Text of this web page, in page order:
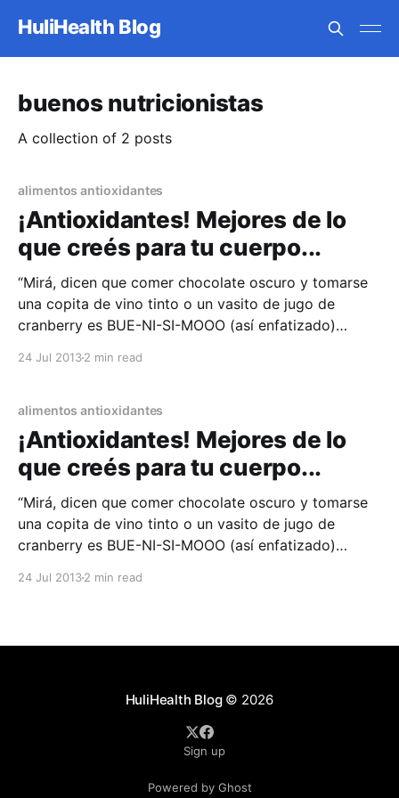
HuliHealth Blog
buenos nutricionistas
A collection of 2 posts
alimentos antioxidantes
¡Antioxidantes! Mejores de lo
que creés para tu cuerpo...
“Mirá, dicen que comer chocolate oscuro y tomarse
una copita de vino tinto o un vasito de jugo de
cranberry es BUE-NI-SI-MOOO (así enfatizado)
24 Jul 20132 min read
alimentos antioxidantes
¡Antioxidantes! Mejores de lo
que creés para tu cuerpo...
“Mirá, dicen que comer chocolate oscuro y tomarse
una copita de vino tinto o un vasito de jugo de
cranberry es BUE-NI-SI-MOOO (así enfatizado)
24 Jul 20132 min read
HuliHealth Blog© 2026
Sign up
Powered by Ghost